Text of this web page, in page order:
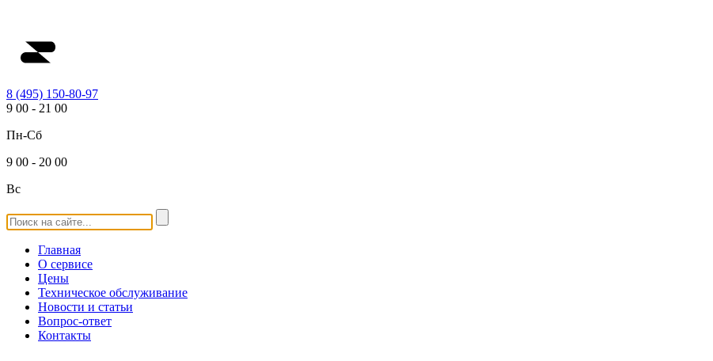
8 (495) 150-80-97
9 00 - 21 00
Пн-Сб
9 00 - 20 00
Вс
Главная
О сервисе
Цены
Техническое обслуживание
Новости и статьи
Вопрос-ответ
Контакты